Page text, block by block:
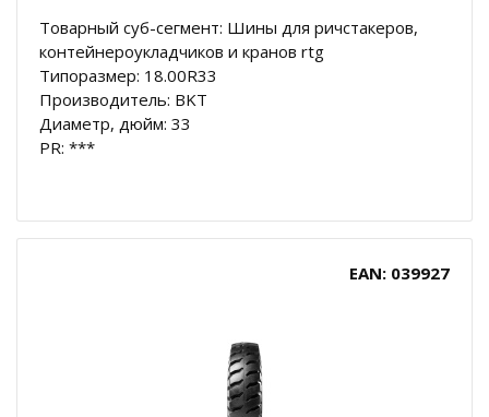
Товарный суб-сегмент: Шины для ричстакеров,
контейнероукладчиков и кранов rtg
Типоразмер: 18.00R33
Производитель: BKT
Диаметр, дюйм: 33
PR: ***
EAN: 039927